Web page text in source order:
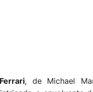
Ferrari, de Michael